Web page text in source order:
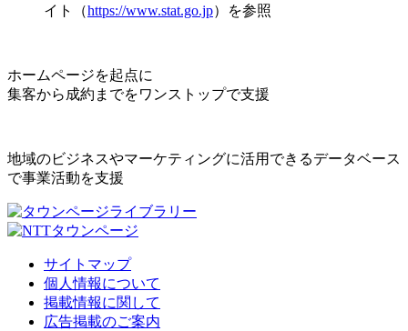
イト（https://www.stat.go.jp）を参照
ホームページを起点に
集客から成約までをワンストップで支援
地域のビジネスやマーケティングに活用できるデータベース
で事業活動を支援
サイトマップ
個人情報について
掲載情報に関して
広告掲載のご案内